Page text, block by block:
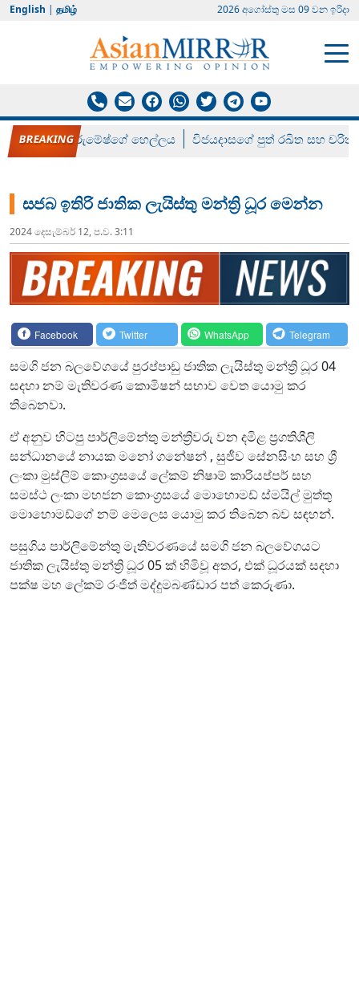
English | தமிழ் 2026 අගෝස්‍තු මස 09 වන ඉරිදා
රන් ගෙනා රුමේෂ්ගේ හෙල්ලය විජයදාසගේ පුත් රඛිත සහ චරිත්
සජබ ඉතිරි ජාතික ලැයිස්තු මන්ත්‍රි ධූර මෙන්න
2024 දෙසැම්‍බර් 12, ප.ව. 3:11
Facebook Twitter WhatsApp Telegram
සමගි ජන බලවේගයේ පුරප්පාඩු ජාතික ලැයිස්තු මන්ත්‍රි ධූර 04
සදහා නම් මැතිවරණ කොමිෂන් සභාව වෙත යොමු කර
තිබෙනවා.
ඒ අනුව හිටපු පාර්ලිමේන්තු මන්ත්‍රිවරු වන දමිළ ප්‍රගතිශීලි
සන්ධානයේ නායක මනෝ ගනේෂන් , සුජීව සේනසිංහ සහ ශ්‍රී
ලංකා මුස්ලිම් කොංග්‍රසයේ ලේකම් නිෂාම් කාරියප්පර් සහ
සමස්ථ ලංකා මහජන කොංග්‍රසයේ මොහොමඩ් ස්මයිල් මුත්තු
මොහොමඩ්ගේ නම් මෙලෙස යොමු කර තිබෙන බව සඳහන්.
පසුගිය පාර්ලිමේන්තු මැතිවරණයේ සමගි ජන බලවේගයට
ජාතික ලැයිස්තු මන්ත්‍රි ධූර 05 ක් හිමිවූ අතර, එක් ධූරයක් සදහා
පක්ෂ මහ ලේකම් රංජිත් මද්දුමබණ්ඩාර පත් කෙරුණා.